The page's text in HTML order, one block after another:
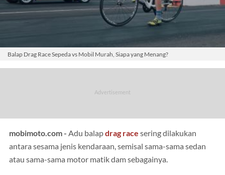
Balap Drag Race Sepeda vs Mobil Murah, Siapa yang Menang?
mobimoto.com - Adu balapdrag race sering dilakukan
antara sesama jenis kendaraan, semisal sama-sama sedan
atau sama-sama motor matik dam sebagainya.